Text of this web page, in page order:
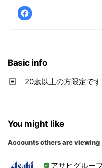
飲みものを通じて、みんな
Basic info
20歳以上の方限定です
You might like
Accounts others are viewing
アサヒグルー